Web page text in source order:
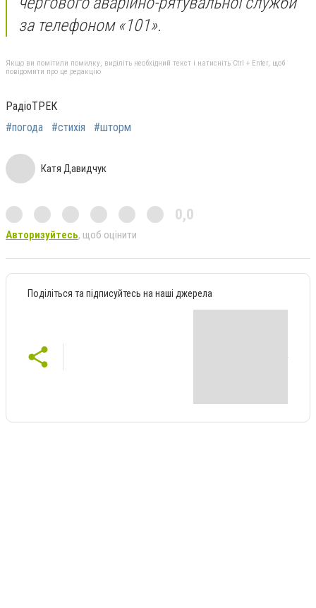
за телефоном «101».
Якщо ви помітили помилку, виділіть необхідний текст і натисніть Ctrl + Enter, щоб
повідомити про це редакцію
РадіоТРЕК
#погода
#стихія #шторм
Катя Давидчук
0,0
Авторизуйтесь, щоб оцінити
Поділіться та підписуйтесь на наші джерела